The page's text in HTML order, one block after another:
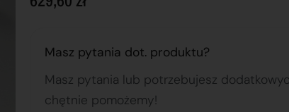
Masz pytania dot. produktu?
Masz pytania lub potrzebujesz
chętnie pomożemy!